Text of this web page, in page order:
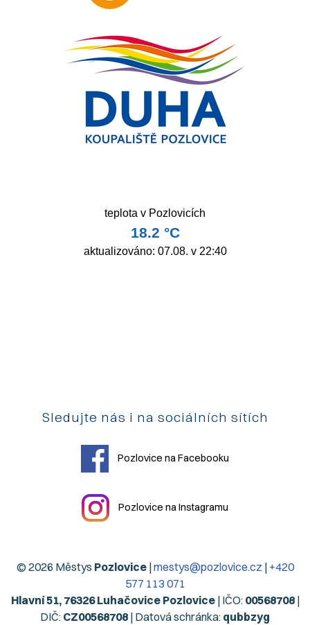
Sledujte nás i na sociálních sítích
Pozlovice na Facebooku
Pozlovice na Instagramu
© 2026 Městys Pozlovice|mestys@pozlovice.cz | +420
577 113 071
Hlavní 51, 76326 Luhačovice Pozlovice| IČO: 00568708|
DIČ: CZ00568708 | Datová schránka: qubbzyg